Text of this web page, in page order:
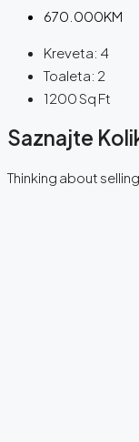
670.000KM
Kreveta: 4
Toaleta: 2
1200Sq Ft
Saznajte
Thinking about